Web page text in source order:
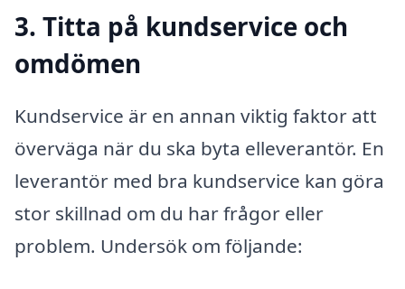
3. Titta på kundservice och
omdömen
Kundservice är en annan viktig faktor att
överväga när du ska byta elleverantör. En
leverantör med bra kundservice kan göra
stor skillnad om du har frågor eller
problem. Undersök om följande: